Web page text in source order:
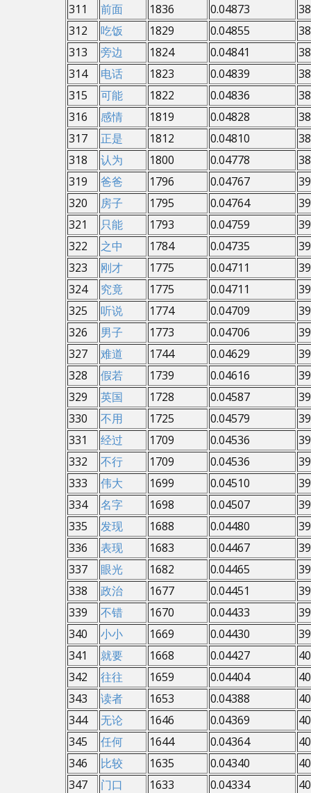
311 前面 1836 0.04873
312
吃饭 1829 0.04855
313
旁边 1824 0.04841
314
电话 1823 0.04839
315
可能 1822 0.04836
316
感情 1819 0.04828
317
正是 1812 0.04810
318
认为 1800 0.04778
319
爸爸 1796 0.04767
320
房子 1795 0.04764
321
只能 1793 0.04759
322
之中 1784 0.04735
323
刚才 1775 0.04711
324
究竟 1775 0.04711
325
听说 1774 0.04709
326
男子 1773 0.04706
327
难道 1744 0.04629
328
假若 1739 0.04616
329
英国 1728 0.04587
330
不用 1725 0.04579
331
经过 1709 0.04536
332
不行 1709 0.04536
333
伟大 1699 0.04510
334
名字 1698 0.04507
335
发现 1688 0.04480
336
表现 1683 0.04467
337
眼光 1682 0.04465
338
政治 1677 0.04451
339
不错 1670 0.04433
340
小小 1669 0.04430
341
就要 1668 0.04427
342
往往 1659 0.04404
343
读者 1653 0.04388
344
无论 1646 0.04369
345
任何 1644 0.04364
346
比较 1635 0.04340
347
门口 1633 0.04334